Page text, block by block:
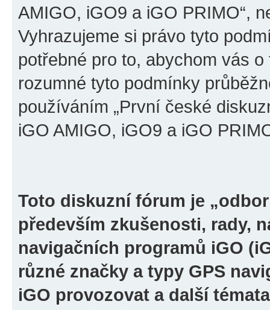
AMIGO, iGO9 a iGO PRIMO“,
Vyhrazujeme si právo tyto
potřebné pro to, abychom vás
rozumné tyto podmínky
používáním „První české
iGO AMIGO, iGO9 a iGO
Toto diskuzní fórum je
především zkušenosti, rady,
navigačních programů iGO
různé značky a typy GPS
iGO provozovat a další